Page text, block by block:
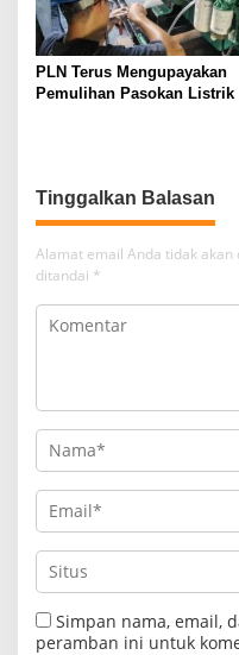
PLN Terus Mengupayakan
Pemulihan Pasokan Listrik
Tinggalkan Balasan
Alamat email Anda tidak akan
ditandai *
Simpan nama, email,
peramban ini untuk